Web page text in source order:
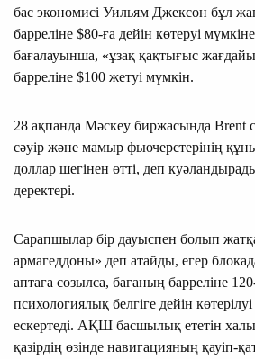
бас экономисі Уильям Джексон бұл
барреліне $80-ға дейін көтеруі
бағалауынша, «ұзақ қақтығыс
барреліне $100 жетуі мүмкін.
28 ақпанда Мәскеу биржасында Brent
сәуір және мамыр фьючерстерінің
доллар шегінен өтті, деп
деректері.
Сарапшылар бір дауыспен болып
армагеддоны» деп атайды, егер
аптаға созылса, бағаның барреліне
психологиялық белгіге дейін
ескертеді. АҚШ басшылық ететін
қазірдің өзінде навигацияның қауіп-